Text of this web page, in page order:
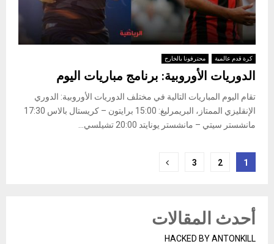
كرة قدم عالمية محترفونا بالخارج
الدوريات الأوروبية: برنامج مباريات اليوم
تقام اليوم المباريات التالية في مختلف الدوريات الأوروبية: ​الدوري
الإنقليزي الممتاز​، البريمرليغ: 15:00 برايتون – كريستال بالاس 17:30
مانشستر سيتي – مانشستر يونايتد 20:00 تشيلسي...
Posts
1
2
3
أحدث المقالات
HACKED BY ANTONKILL